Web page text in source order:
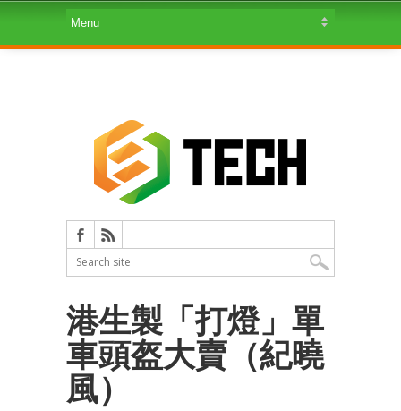
港生製「打燈」單
車頭盔大賣（紀曉
風）